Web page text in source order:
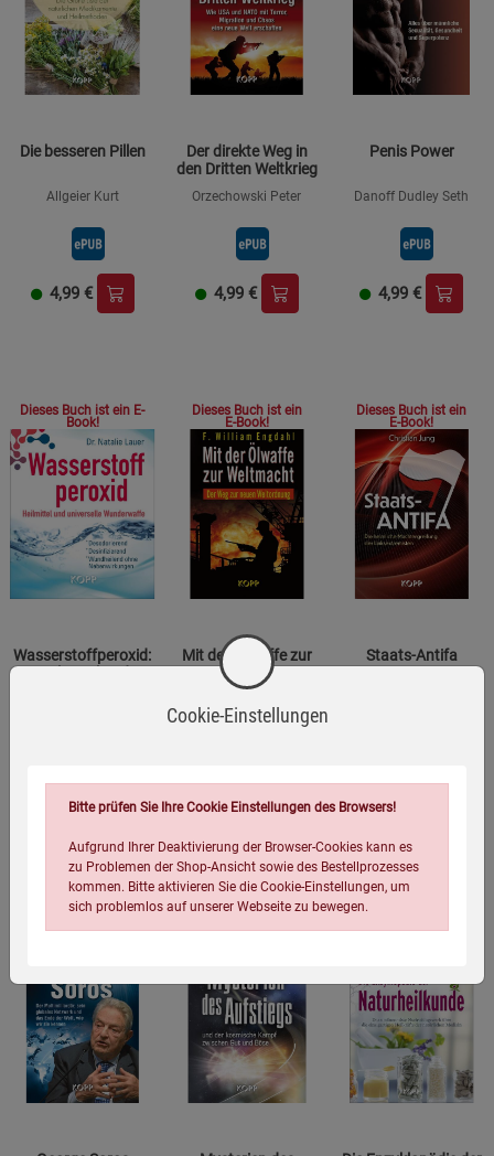
Die besseren Pillen
Allgeier Kurt
4,99 €
Der direkte Weg in
den Dritten Weltkrieg
Orzechowski Peter
4,99 €
Penis Power
Danoff Dudley Seth
4,99 €
Dieses Buch ist ein E-
Book!
Wasserstoffperoxid:
9,00 €
Dieses Buch ist ein
E-Book!
Mit der Ölwaffe zur
Weltmacht
4,99
Dieses Buch ist ein
E-Book!
Staats-Antifa
4,99
Dieses Buch ist ein Dieses Buch ist ein Dieses Buch ist ein
Cookie-Einstellungen
Bitte prüfen Sie Ihre Cookie Einstellungen des Browsers!
Aufgrund Ihrer Deaktivierung der Browser-Cookies kann es
zu Problemen der Shop-Ansicht sowie des Bestellprozesses
kommen. Bitte aktivieren Sie die Cookie-Einstellungen, um
sich problemlos auf unserer Webseite zu bewegen.
Einstellungen speichern für die GruppeEinstellungen speichern für die Gruppe